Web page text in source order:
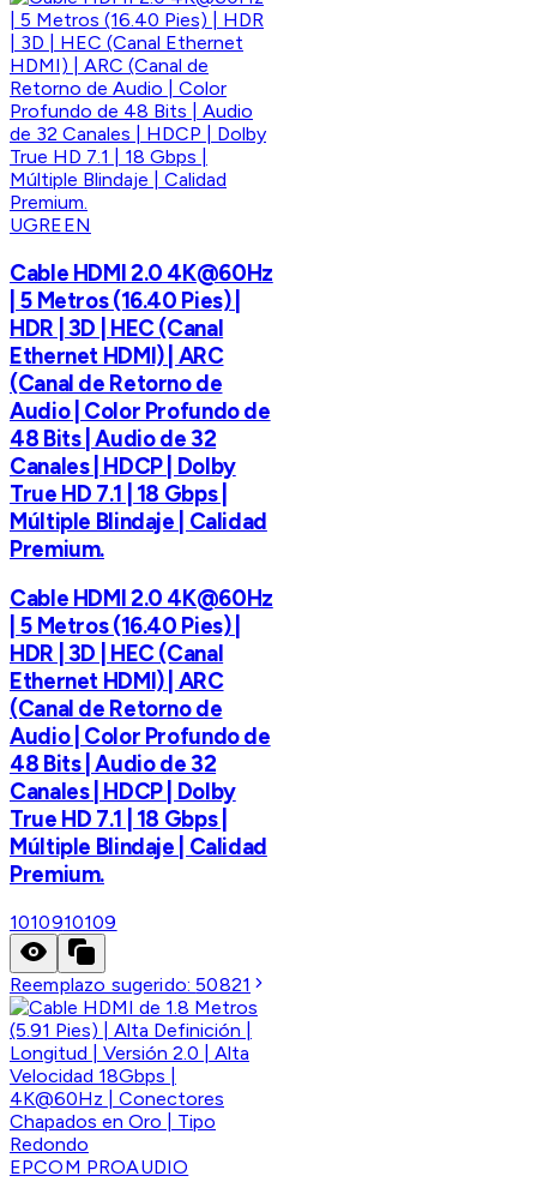
UGREEN
Cable HDMI 2.0 4K@60Hz
| 5 Metros (16.40 Pies) |
HDR | 3D | HEC (Canal
Ethernet HDMI) | ARC
(Canal de Retorno de
Audio | Color Profundo de
48 Bits | Audio de 32
Canales | HDCP | Dolby
True HD 7.1 | 18 Gbps |
Múltiple Blindaje | Calidad
Premium.
Cable HDMI 2.0 4K@60Hz
| 5 Metros (16.40 Pies) |
HDR | 3D | HEC (Canal
Ethernet HDMI) | ARC
(Canal de Retorno de
Audio | Color Profundo de
48 Bits | Audio de 32
Canales | HDCP | Dolby
True HD 7.1 | 18 Gbps |
Múltiple Blindaje | Calidad
Premium.
1010910109
Reemplazo sugerido:50821
EPCOM PROAUDIO